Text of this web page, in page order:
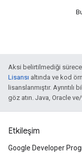
Aksi belirtilmediği
Lisansı altında ve kod
lisanslanmıştır. Ayrıntılı
göz atın. Java, Oracle
Etkileşim
Google Developer